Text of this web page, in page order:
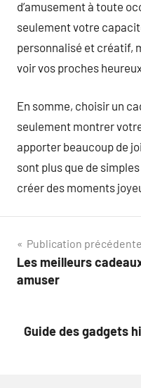
d’amusement à toute
seulement votre
personnalisé et créatif,
voir vos proches
En somme, choisir un
seulement montrer
apporter beaucoup de
sont plus que de
créer des moments
Navigation
de
Publication précédente
Les meilleurs
amuser
Guide des gadgets